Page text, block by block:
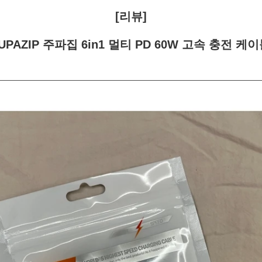
[리뷰]
주파집 6in1 멀티 PD 60W 고속 충전 케이